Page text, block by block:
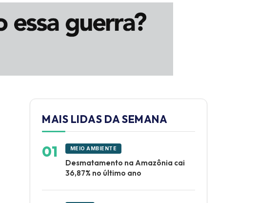
MAIS LIDAS DA SEMANA
MEIO AMBIENTE
Desmatamento na Amazônia cai
36,87% no último ano